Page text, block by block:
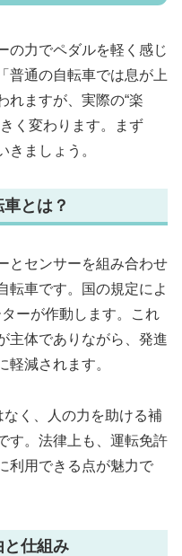
の力でペダルを軽く感じ
普通の自転車では息が上
れますが、実際の“楽
く変わります。まず
きましょう。
とは？
とセンサーを組み合わせ
転車です。国の規定によ
ーが作動します。これ
主体でありながら、発進
軽減されます。
なく、人の力を助ける補
す。法律上も、運転免許
利用できる点が魅力で
と仕組み